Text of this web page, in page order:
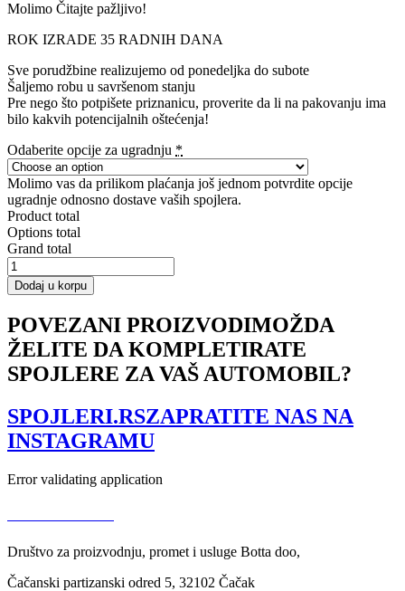
Molimo Čitajte pažljivo!
ROK IZRADE 35 RADNIH DANA
Sve porudžbine realizujemo od ponedeljka do subote
Šaljemo robu u savršenom stanju
Pre nego što potpišete priznanicu, proverite da li na pakovanju ima
bilo kakvih potencijalnih oštećenja!
Odaberite opcije za ugradnju *
Molimo vas da prilikom plaćanja još jednom potvrdite opcije
ugradnje odnosno dostave vaših spojlera.
Product total
Options total
Grand total
MERCEDES
SLK
R171
BUMPER
GRIDS
LEFT
AND
količina
Dodaj u korpu
POVEZANI PROIZVODIMOŽDA
ŽELITE DA KOMPLETIRATE
SPOJLERE ZA VAŠ AUTOMOBIL?
SPOJLERI.RSZAPRATITE NAS NA
INSTAGRAMU
Error validating application
Društvo za proizvodnju, promet i usluge Botta doo,
Čačanski partizanski odred 5, 32102 Čačak